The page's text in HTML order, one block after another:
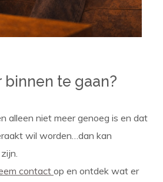
binnen te gaan?
alleen niet meer genoeg is en dat
wil worden…dan kan
contact op en ontdek wat er